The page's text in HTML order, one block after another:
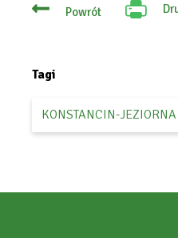
tab
new
Powrót
Will
Tagi
KONSTANCIN-JEZIORNA